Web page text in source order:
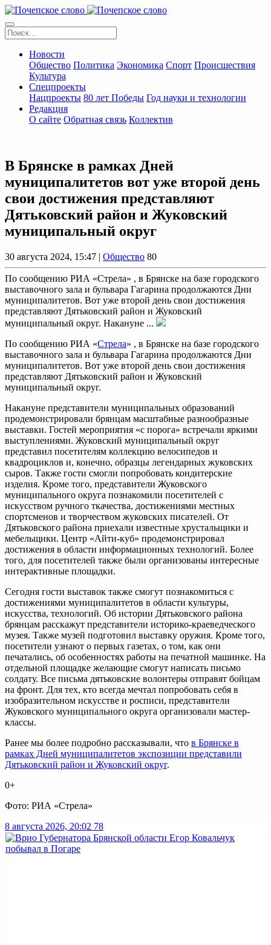
Новости
Общество Политика Экономика Спорт Происшествия
Культура
Спецпроекты
Нацпроекты 80 лет Победы Год науки и технологии
Редакция
О сайте Обратная связь Коллектив
В Брянске в рамках Дней
муниципалитетов вот уже второй день
свои достижения представляют
Дятьковский район и Жуковский
муниципальный округ
30 августа 2024, 15:47 | Общество 80
По сообщению РИА «Стрела» , в Брянске на базе городского
выставочного зала и бульвара Гагарина продолжаются Дни
муниципалитетов. Вот уже второй день свои достижения
представляют Дятьковский район и Жуковский
муниципальный округ. Накануне ...
По сообщению РИА «Стрела» , в Брянске на базе городского
выставочного зала и бульвара Гагарина продолжаются Дни
муниципалитетов. Вот уже второй день свои достижения
представляют Дятьковский район и Жуковский
муниципальный округ.
Накануне представители муниципальных образований
продемонстрировали брянцам масштабные разнообразные
выставки. Гостей мероприятия «с порога» встречали яркими
выступлениями. Жуковский муниципальный округ
представил посетителям коллекцию велосипедов и
квадроциклов и, конечно, образцы легендарных жуковских
сыров. Также гости смогли попробовать кондитерские
изделия. Кроме того, представители Жуковского
муниципального округа познакомили посетителей с
искусством ручного ткачества, достижениями местных
спортсменов и творчеством жуковских писателей. От
Дятьковского района приехали известные хрустальщики и
мебельщики. Центр «Айти-куб» продемонстрировал
достижения в области информационных технологий. Более
того, для посетителей также были организованы интересные
интерактивные площадки.
Сегодня гости выставок также смогут познакомиться с
достижениями муниципалитетов в области культуры,
искусства, технологий. Об истории Дятьковского района
брянцам расскажут представители историко-краеведческого
музея. Также музей подготовил выставку оружия. Кроме того,
посетители узнают о первых газетах, о том, как они
печатались, об особенностях работы на печатной машинке. На
отдельной площадке желающие смогут написать письмо
солдату. Все письма дятьковские волонтеры отправят бойцам
на фронт. Для тех, кто всегда мечтал попробовать себя в
изобразительном искусстве и росписи, представители
Жуковского муниципального округа организовали мастер-
классы.
Ранее мы более подробно рассказывали, что в Брянске в
рамках Дней муниципалитетов экспозиции представили
Дятьковский район и Жуковский округ.
0+
Фото: РИА «Стрела»
8 августа 2026, 20:02 78